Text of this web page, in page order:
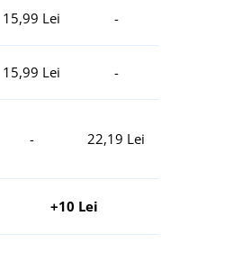
15,99 Lei -
15,99 Lei -
- 22,19 Lei
+10 Lei